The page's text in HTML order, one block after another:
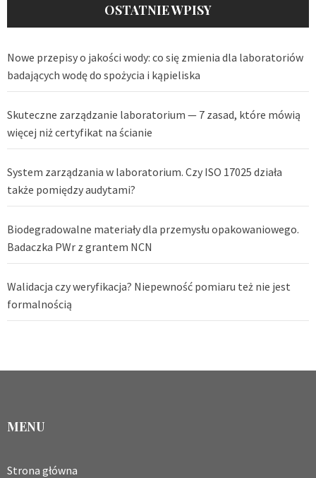
OSTATNIE WPISY
Nowe przepisy o jakości wody: co się zmienia dla laboratoriów
badających wodę do spożycia i kąpieliska
Skuteczne zarządzanie laboratorium — 7 zasad, które mówią
więcej niż certyfikat na ścianie
System zarządzania w laboratorium. Czy ISO 17025 działa
także pomiędzy audytami?
Biodegradowalne materiały dla przemysłu opakowaniowego.
Badaczka PWr z grantem NCN
Walidacja czy weryfikacja? Niepewność pomiaru też nie jest
formalnością
MENU
Strona główna